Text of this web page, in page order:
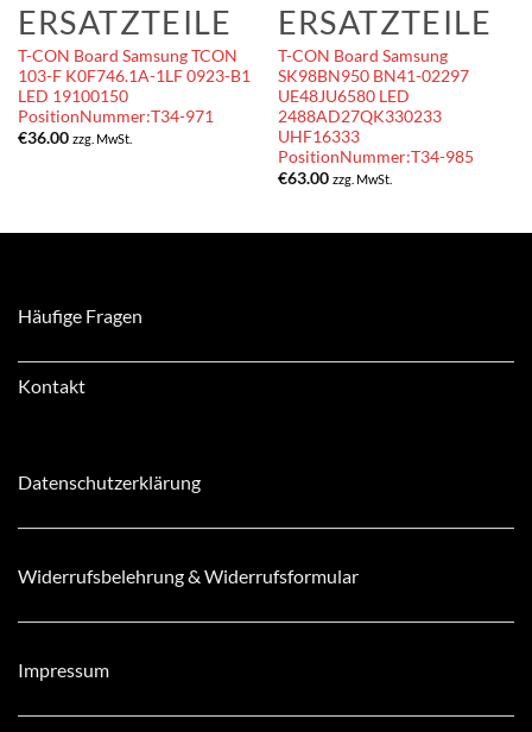
ERSATZTEILE
T-CON Board Samsung TCON
103-F K0F746.1A-1LF 0923-B1
LED 19100150
PositionNummer:T34-971
€36.00 zzg. MwSt.
ERSATZTEILE
T-CON Board Samsung
SK98BN950 BN41-02297
UE48JU6580 LED
2488AD27QK330233
UHF16333
PositionNummer:T34-985
€63.00 zzg. MwSt.
Häufige Fragen
Kontakt
Datenschutzerklärung
Widerrufsbelehrung & Widerrufsformular
Impressum